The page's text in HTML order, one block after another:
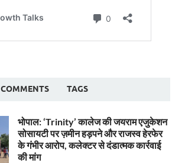
COMMENTS TAGS
भोपाल: ‘Trinity’ कालेज की जयराम एजुकेशन
सोसायटी पर ज़मीन हड़पने और राजस्व हेरफेर
के गंभीर आरोप, कलेक्टर से दंडात्मक कार्रवाई
की मांग